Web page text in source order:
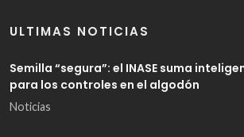
ULTIMAS NOTICIAS
Semilla “segura”: el INASE suma
para los controles en el algodón
Noticias